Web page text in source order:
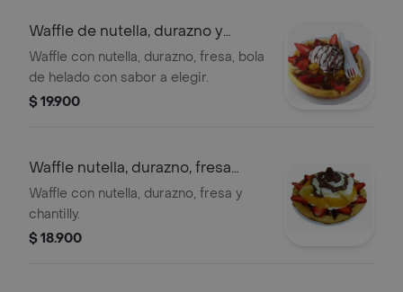
Waffle de nutella, durazno y
helado
Waffle con nutella, durazno, fresa, bola
de helado con sabor a elegir.
$ 19.900
Waffle nutella, durazno, fresa
chantilly
Waffle con nutella, durazno, fresa y
chantilly.
$ 18.900